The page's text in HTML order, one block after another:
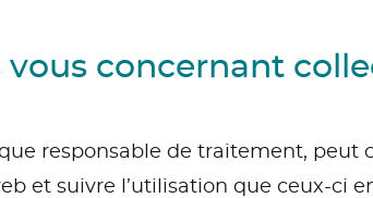
vous concernant
responsable de traitement, peut
et suivre l’utilisation que ceux-ci